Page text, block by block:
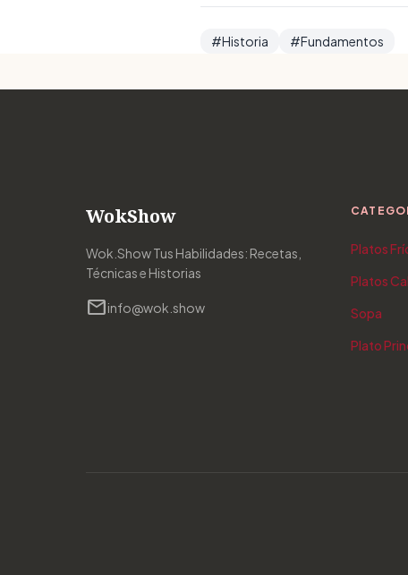
#Historia #Fundamentos
WokShow
Wok.Show Tus Habilidades: Recetas,
Técnicas e Historias
mailinfo@wok.show
Platos
Platos
Sopa
Plato